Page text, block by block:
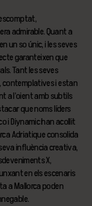
admirable. Quant a
un so únic, i les seves
garanteixen que
Tant les seves
contemplatives i estan
a l’oient amb subtils
que noms líders
i Diynamic han acollit
Adriatique consolida
influència creativa,
X,
en els escenaris
a Mallorca poden